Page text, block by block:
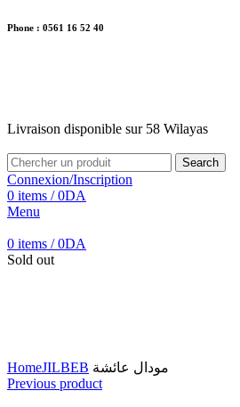
Phone : 0561 16 52 40
Livraison disponible sur 58 Wilayas
Search
Connexion/Inscription
0 items / 0DA
Menu
0 items / 0DA
Sold out
HomeJILBEB مودال عائشة
Previous product